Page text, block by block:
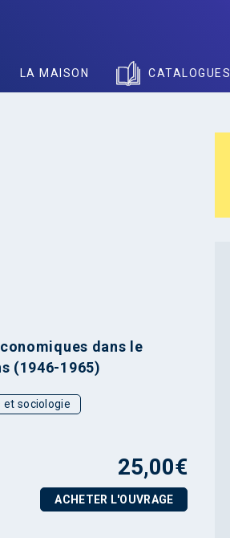
LA MAISON CATALOGUES
dans le
(1946-1965)
et sociologie
25,00€
ACHETER L'OUVRAGE